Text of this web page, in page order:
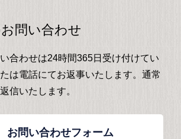
問い合わせ
合わせは24時間365日受け付けてい
は電話にてお返事いたします。通常
信いたします。
お問い合わせフォーム